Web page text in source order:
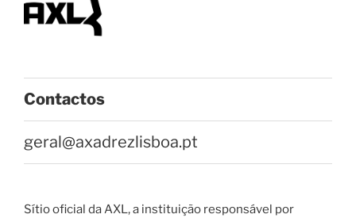
Contactos
geral@axadrezlisboa.pt
Sítio oficial da AXL, a instituição responsável por